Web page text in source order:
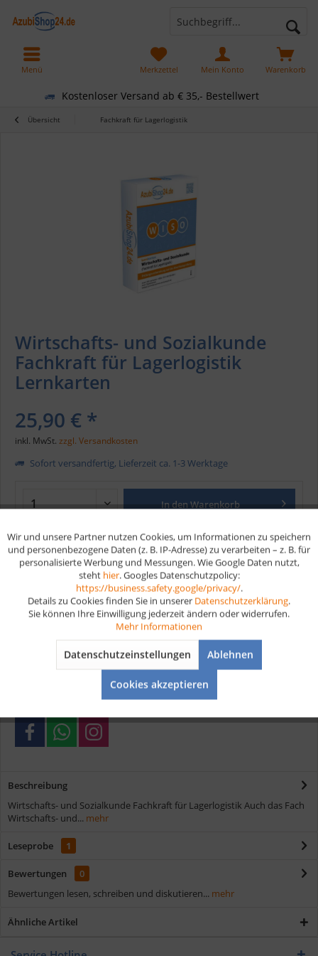
Kostenloser Versand ab € 35,- Bestellwert
Warenkorb
Merkzettel Mein Konto
Menü
Übersicht Fachkraft für Lagerlogistik
Wirtschafts- und Sozialkunde
Fachkraft für Lagerlogistik
Lernkarten
25,90 € *
inkl. MwSt. zzgl. Versandkosten
Sofort versandfertig, Lieferzeit ca. 1-3 Werktage
In den Warenkorb
Merken
W113
EAN
9783961590582
Kostenloser Versand ab € 35,- Bestellwert
Verschiedene Zahlungsmöglichkeiten
Beschreibung
Wirtschafts- und Sozialkunde Fachkraft für Lagerlogistik Auch das Fach
Wirtschafts- und... mehr
Leseprobe 1
Bewertungen
0
Bewertungen lesen, schreiben und diskutieren... mehr
Ähnliche Artikel
Funktionale Aktiv
Aktiv
Wir und unsere Partner nutzen Cookies, um Informationen zu speichern
und personenbezogene Daten (z. B. IP-Adresse) zu verarbeiten – z. B. für
personalisierte Werbung und Messungen. Wie Google Daten nutzt,
steht hier. Googles Datenschutzpolicy:
https://business.safety.google/privacy/.
Details zu Cookies finden Sie in unserer Datenschutzerklärung.
Sie können Ihre Einwilligung jederzeit ändern oder widerrufen.
Mehr Informationen
Datenschutzeinstellungen Ablehnen
Cookies akzeptieren